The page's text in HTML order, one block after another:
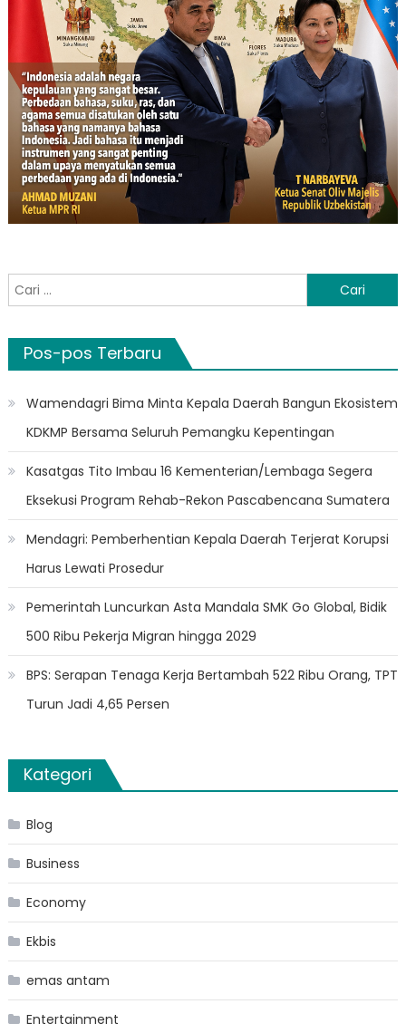
Cari
untuk:
Pos-pos Terbaru
Wamendagri Bima Minta Kepala Daerah Bangun Ekosistem
KDKMP Bersama Seluruh Pemangku Kepentingan
Kasatgas Tito Imbau 16 Kementerian/Lembaga Segera
Eksekusi Program Rehab-Rekon Pascabencana Sumatera
Mendagri: Pemberhentian Kepala Daerah Terjerat Korupsi
Harus Lewati Prosedur
Pemerintah Luncurkan Asta Mandala SMK Go Global, Bidik
500 Ribu Pekerja Migran hingga 2029
BPS: Serapan Tenaga Kerja Bertambah 522 Ribu Orang, TPT
Turun Jadi 4,65 Persen
Kategori
Blog
Business
Economy
Ekbis
emas antam
Entertainment